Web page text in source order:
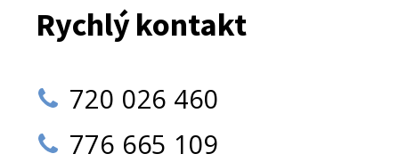
Rychlý kontakt
720 026 460
776 665 109